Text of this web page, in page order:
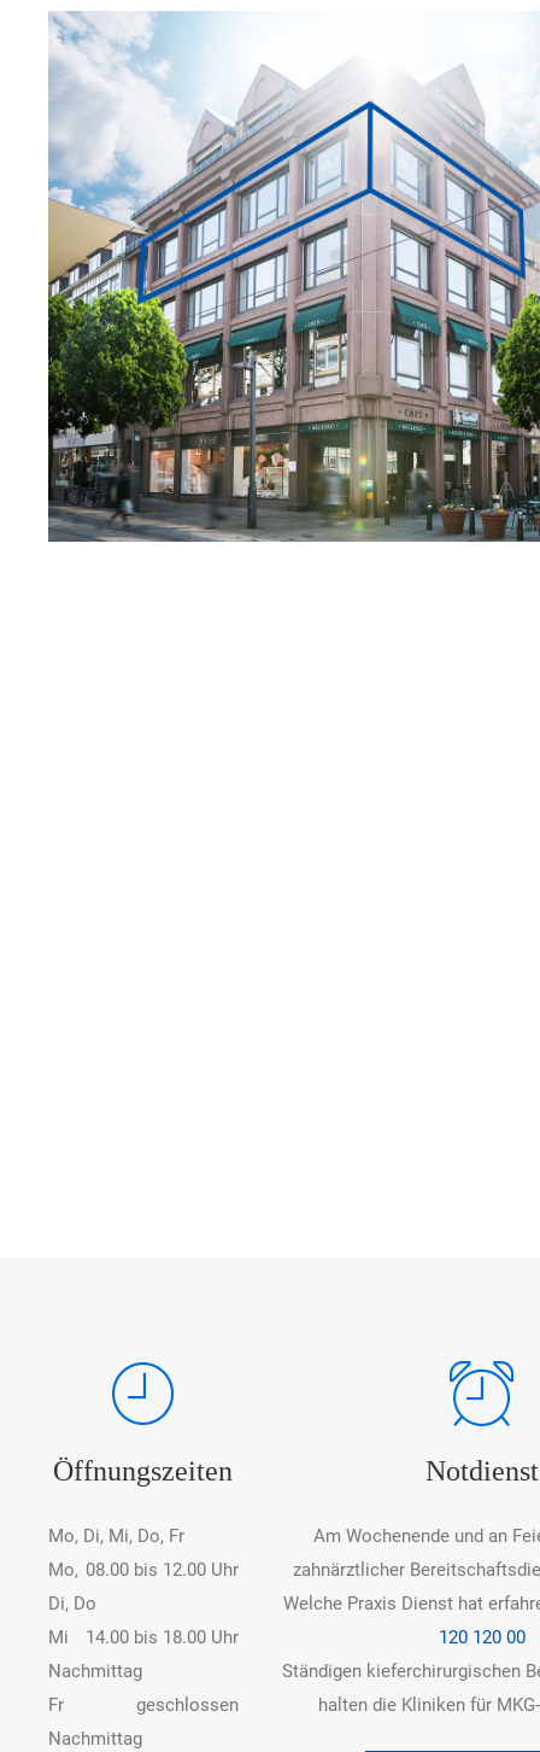
Öffnungszeiten
Mo, Di, Mi, Do, Fr
08.00 bis 12.00 Uhr
Mo,
Di, Do
14.00 bis 18.00 Uhr
Mi
Nachmittag
geschlossen
Fr
Nachmittag
Notdienst
Am Wochenende und an
zahnärztlicher
Welche Praxis Dienst hat
120 120 00
Ständigen kieferchirurgischen
halten die Kliniken für